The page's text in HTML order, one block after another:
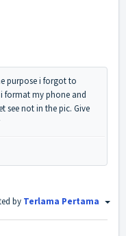
purpose i forgot to
format my phone and
see not in the pic. Give
by Terlama Pertama